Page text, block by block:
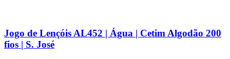
Jogo de Lençóis AL452 | Água | Cetim Algodão 200
fios | S. José